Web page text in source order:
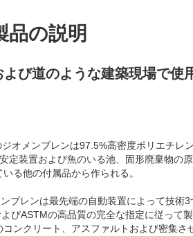
品の説明
び道のような建築現場で使
オメンブレンは97.5%高密度ポリエチレ
定装置および魚のいる池、固形廃棄物の
る他の付属品から作られる。
ブレンは最先端の自動装置によって技術
びASTMの高品質の完全な指定に従って
ンクリート、アスファルトおよび密集さ